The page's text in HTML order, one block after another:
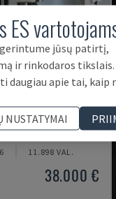
CENTRAS
11.898 VAL.
38.000 €
ES
jūsų patirtį,
ir rinkodaros
daugiau apie tai, kaip
NUSTATYMAI